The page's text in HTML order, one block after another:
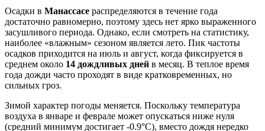
Осадки в Манассасе распределяются в течение года
достаточно равномерно, поэтому здесь нет ярко выраженного
засушливого периода. Однако, если смотреть на статистику,
наиболее «влажным» сезоном является лето. Пик частоты
осадков приходится на июль и август, когда фиксируется в
среднем около 14 дождливых дней в месяц. В теплое время
года дожди часто проходят в виде кратковременных, но
сильных гроз.
Зимой характер погоды меняется. Поскольку температура
воздуха в январе и феврале может опускаться ниже нуля
(средний минимум достигает -0.9°C), вместо дождя нередко